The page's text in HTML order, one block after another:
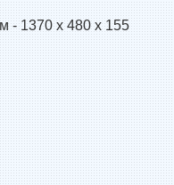
-1370 x 480 x 155